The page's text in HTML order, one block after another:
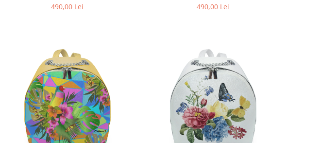
490,00 Lei
490,00 Lei